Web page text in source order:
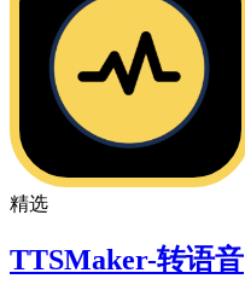
精选
TTSMaker-转语音